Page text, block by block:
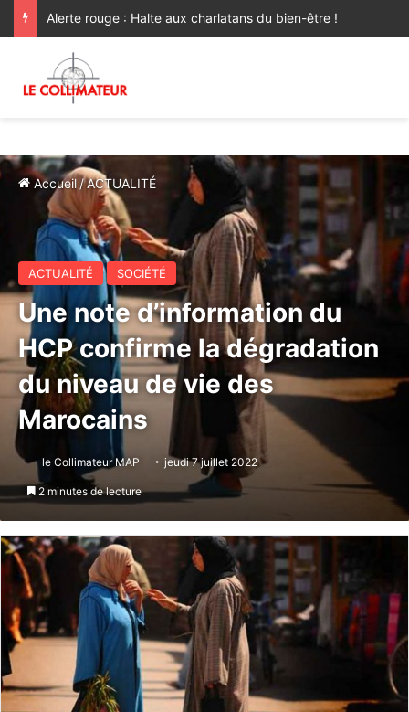
Alerte rouge : Halte aux charlatans du bien-être !
Accueil /ACTUALITÉ
ACTUALITÉ SOCIÉTÉ
Une note d’information du
HCP confirme la dégradation
du niveau de vie des
Marocains
le Collimateur MAP jeudi 7 juillet 2022
2 minutes de lecture